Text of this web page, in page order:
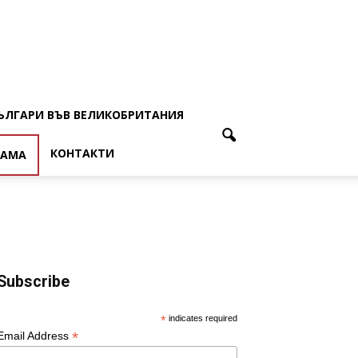
ВЪВ ВЕЛИКОБРИТАНИЯ
КОНТАКТИ
* indicates required
Address *